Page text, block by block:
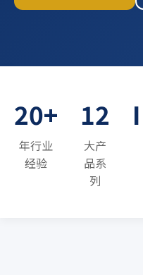
20+
年行业
经验
12
大产
品系
列